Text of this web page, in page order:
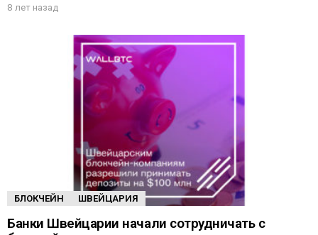
8 лет назад
БЛОКЧЕЙН ШВЕЙЦАРИЯ
Банки Швейцарии начали сотрудничать с